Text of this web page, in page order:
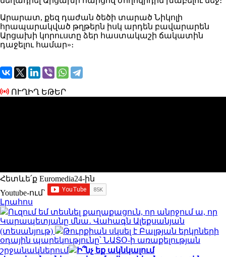
Արարատ, քեզ դաժան ծեծի տարած Նիկոլի
հրապարակված թղթերն իսկ արդեն բավարարեն
Արցախի կորուստը ձեր հաստակաշի ճակատին
դաջելու համար»։
ՈՒՂԻՂ ԵԹԵՐ
Հետևե՛ք Euromedia24-ին
Youtube-ում`
Լրահոս
Ուզում եմ տեսնել քաղաքացուն, որ անրջում ա, որ
Կարապետյանը մնա․ Վահագն Ալեքսանյան
(տեսանյութ)
Թուրքիան սկսել է Բալթյան երկրների
օդային պարեկությունը՝ ՆԱՏՕ-ի առաքելության
շրջանակներում
Ի՞նչ եք ակնկալում